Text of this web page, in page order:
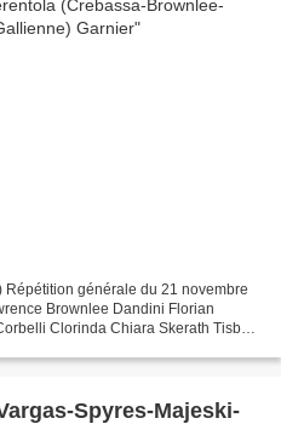
générale du 21 novembre
Brownlee Dandini Florian
Clorinda Chiara Skerath Tisbe
Spyres-Majeski-